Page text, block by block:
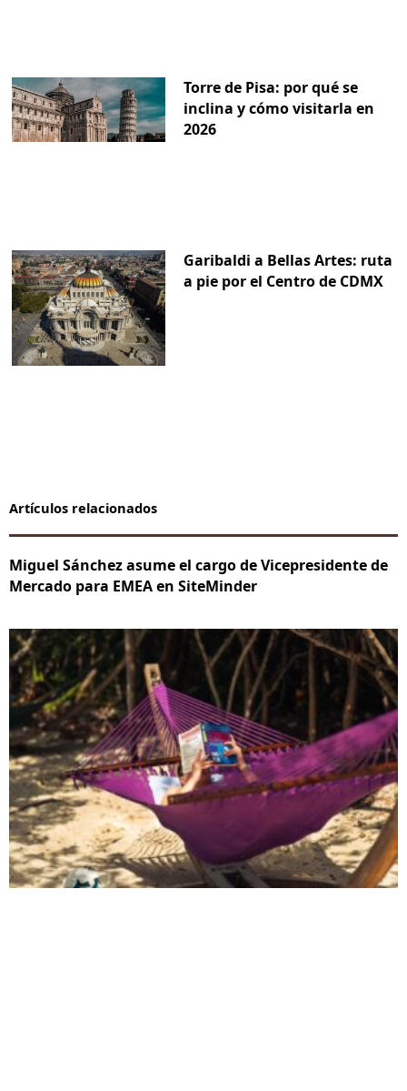
Torre de Pisa: por qué se
inclina y cómo visitarla en
2026
Garibaldi a Bellas Artes: ruta
a pie por el Centro de CDMX
Artículos relacionados
Miguel Sánchez asume el cargo de Vicepresidente de
Mercado para EMEA en SiteMinder